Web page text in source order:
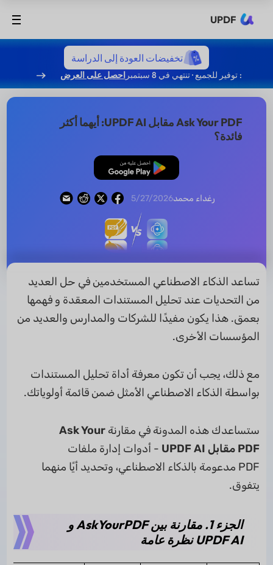
UPDF
تخفيضات العودة إلى الدراسة
: توفير للجميع · تنتهي في 8 سبتمبر احصل على العرض
Ask Your PDF مقابل UPDF AI: أيهما أكثر
فائدة؟
تنزيل مجاني
رغداء محمد5/27/2026
تساعد الذكاء الاصطناعي المستخدمين في حل العديد
من التحديات عند تحليل المستندات المعقدة و فهمها
بعمق. هذا يكون مفيدًا للشركات والمدارس والعديد من
المؤسسات الأخرى.
مع ذلك، يجب أن تكون معرفة أداة تحليل المستندات
بواسطة الذكاء الاصطناعي الأمثل ضمن قائمة أولوياتك.
ستساعدك هذه المدونة في مقارنة Ask Your
PDF مقابل UPDF AI
- أدوات إدارة ملفات
PDF مدعومة بالذكاء الاصطناعي، وتحديد أيًا منهما
يتفوق.
الجزء 1. مقارنة بين AskYourPDF و
UPDF AI نظرة عامة